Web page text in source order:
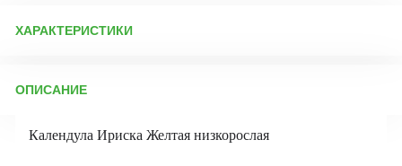
ХАРАКТЕРИСТИКИ
Бренд товара:
ОПИСАНИЕ
Календула Ириска Желтая низкорослая